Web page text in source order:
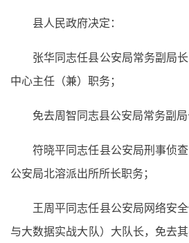
县人民政府决定：
张华同志任县公安局常务副局
中心主任（兼）职务；
免去周智同志县公安局常务副局
符晓平同志任县公安局刑事侦
公安局北溶派出所所长职务；
王周平同志任县公安局网络安
与大数据实战大队）大队长，免去